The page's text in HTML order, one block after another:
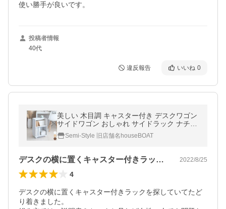
使い勝手が良いです。
投稿者情報
40代
違反報告 いいね 0
美しい 木目調 キャスター付き デスクワゴン
サイドワゴン おしゃれ サイドラック ナチュ
ラル マガジンラック サイドテーブル 天板 イ
ンテリア
Semi-Style 旧店舗名houseBOAT
デスクの横に置くキャスター付きラックを… 2022/8/25
4
デスクの横に置くキャスター付きラックを探していてたど
り着きました。